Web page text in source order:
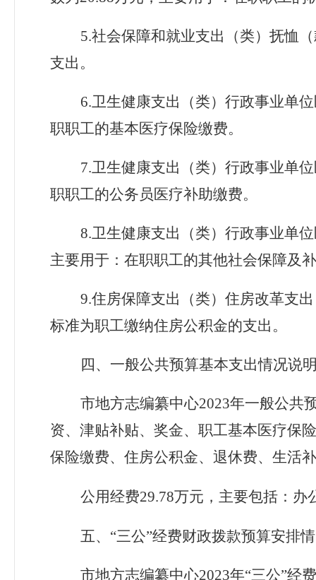
5.社会保障和就业支出（类）抚恤
支出。
6.卫生健康支出（类）行政事业单
职职工的基本医疗保险缴费。
7.卫生健康支出（类）行政事业单
职职工的公务员医疗补助缴费。
8.卫生健康支出（类）行政事业单
主要用于：在职职工的其他社会保障及
9.住房保障支出（类）住房改革支
标准为职工缴纳住房公积金的支出。
四、 一般公共预算基本支出情况说
市地方志编纂中心2023年一般公共
资、津贴补贴、奖金、职工基本医疗保
保险缴费、住房公积金、退休费、生活
公用经费29.78万元，主要包括：办
五、 “三公”经费财政拨款预算安排
市地方志编纂中心2023年“三公”经